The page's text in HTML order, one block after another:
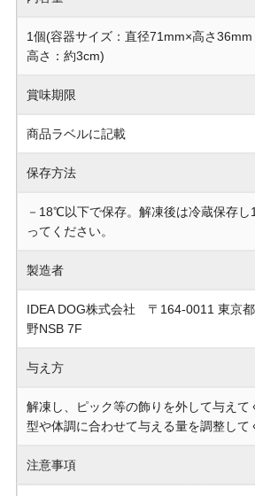
1個(容器サイズ：直径71mm×高さ
高さ：約3cm)
賞味期限
商品ラベルに記載
保存方法
－18℃以下で保存。解凍後は冷蔵保存し
ってください。
製造者
IDEA DOG株式会社 〒164-0011 東京
野NSB 7F
与え方
解凍し、ピック等の飾りを外して与えて
型や体調に合わせて与える量を調整して
注意事項